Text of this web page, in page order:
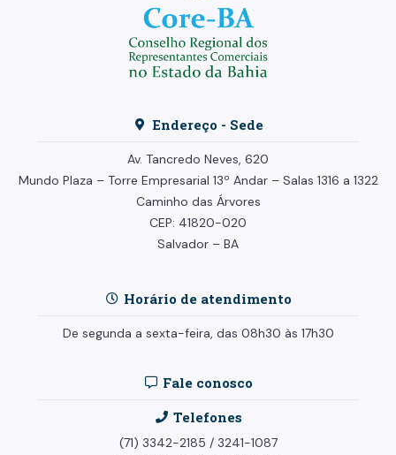
Endereço - Sede
Av. Tancredo Neves, 620
Mundo Plaza – Torre Empresarial 13º Andar – Salas 1316 a 1322
Caminho das Árvores
CEP: 41820-020
Salvador – BA
Horário de atendimento
De segunda a sexta-feira, das 08h30 às 17h30
Fale conosco
Telefones
(71) 3342-2185 / 3241-1087